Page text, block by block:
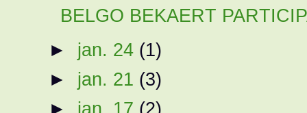
BELGO BEKAERT
► jan. 24 (1)
► jan. 21 (3)
► jan. 17 (2)